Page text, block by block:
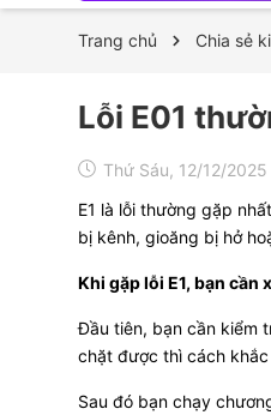
Trang chủ Chia sẻ
Lỗi E01
Thứ Sáu, 12/12/2025
E1 là lỗi thường gặp
bị kênh, gioăng bị hở
Khi gặp lỗi E1, bạn
Đầu tiên, bạn cần kiểm
chặt được thì cách
Sau đó bạn chạy